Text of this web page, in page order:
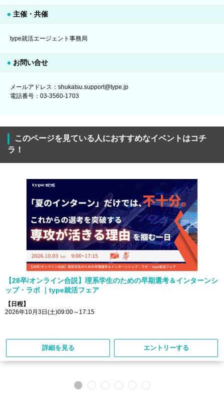
主催・共催
type就活エージェント事務局
お問い合せ
メールアドレス：shukatsu.support@type.jp
電話番号：03-3560-1703
このページを見ている人におすすめなイベントはコチ
ラ！
【28卒/オンライン合説】理系学生のための早期選考＆インターンシ
ップ・ラボ ｜type就活フェア
【日程】
2026年10月3日(土)09:00～17:15
詳細を見る エントリーする